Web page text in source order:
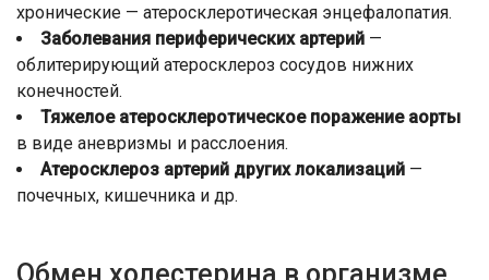
хронические — атеросклеротическая энцефалопатия.
Заболевания периферических артерий —
облитерирующий атеросклероз сосудов нижних
конечностей.
Тяжелое атеросклеротическое поражение аорты
в виде аневризмы и расслоения.
Атеросклероз артерий других локализаций —
почечных, кишечника и др.
Обмен холестерина в организме